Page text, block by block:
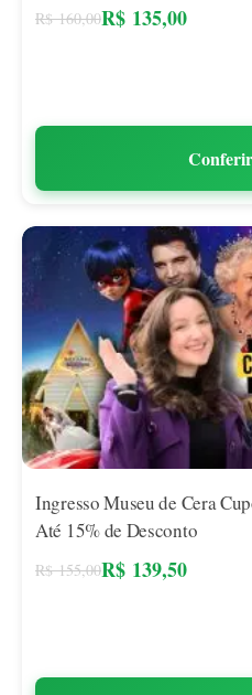
R$160,00R$ 135,00
Ingresso Museu de Cera
Até 15% de Desconto
R$155,00R$ 139,50